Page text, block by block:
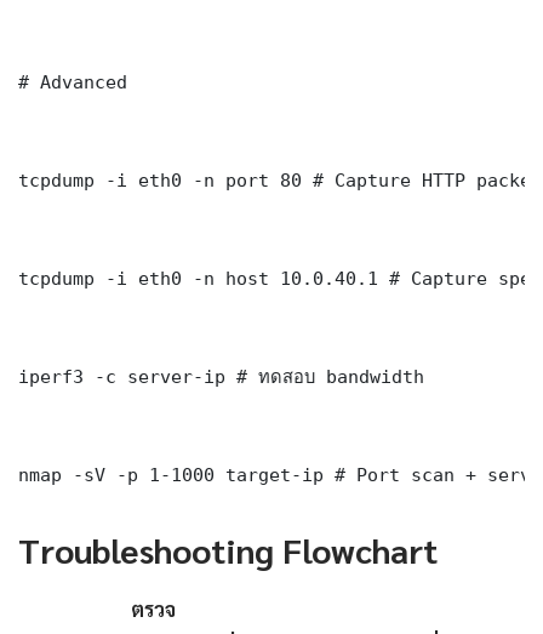
# Advanced
tcpdump -i eth0 -n port 80 # Capture HTTP
tcpdump -i eth0 -n host 10.0.40.1 # Capture
iperf3 -c server-ip # ทดสอบ bandwidth
nmap -sV -p 1-1000 target-ip # Port scan +
Troubleshooting Flowchart
ตรวจ